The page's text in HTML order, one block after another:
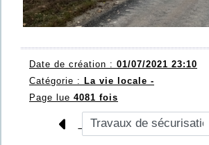
Date de création : 01/07/2021 23:10
Catégorie : La vie locale -
Page lue 4081 fois